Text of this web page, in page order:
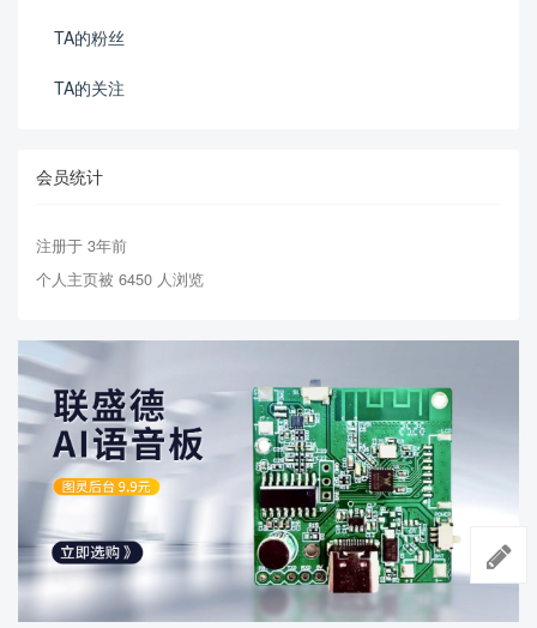
TA的粉丝
TA的关注
会员统计
注册于 3年前
个人主页被 6450 人浏览